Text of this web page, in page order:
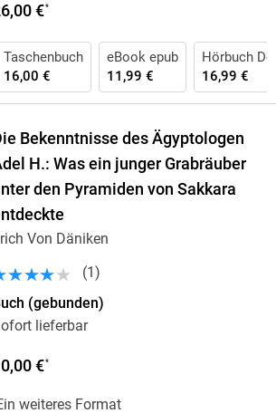
€*
Taschenbuch
16,00 €
eBook epub
11,99 €
Hörbuch
16,99 €
Bekenntnisse des Ägyptologen
H.: Was ein junger Grabräuber
den Pyramiden von Sakkara
Von Däniken
(1 )
(gebunden)
lieferbar
€*
weiteres Format